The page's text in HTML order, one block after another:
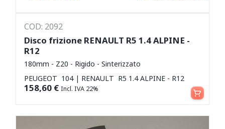
COD: 2092
Disco frizione RENAULT R5 1.4 ALPINE -
R12
180mm - Z20 - Rigido - Sinterizzato
PEUGEOT 104 | RENAULT R5 1.4 ALPINE - R12
158,60 € Incl. IVA 22% Aggiungi al carrello